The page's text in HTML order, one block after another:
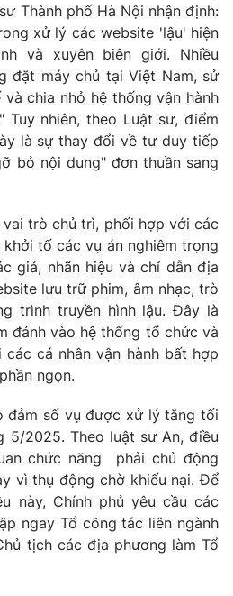
Tấm lòng Việt
Vươn mình bằng AI
VTV8
hình Việt Nam
VTV
và báo điện tử số 483/GP-BTTTT
Thị Mỹ Hạnh, Phạm Quốc Thắng,
- 024.38 355 932
Thành phố Hà Nội nhận định:
xử lý các website 'lậu' hiện
và xuyên biên giới. Nhiều
đặt máy chủ tại Việt Nam, sử
chia nhỏ hệ thống vận hành
Tuy nhiên, theo Luật sư, điểm
là sự thay đổi về tư duy tiếp
bỏ nội dung" đơn thuần sang
trò chủ trì, phối hợp với các
tố các vụ án nghiêm trọng
giả, nhãn hiệu và chỉ dẫn địa
lưu trữ phim, âm nhạc, trò
trình truyền hình lậu. Đây là
đánh vào hệ thống tổ chức và
cá nhân vận hành bất hợp
ngọn.
đảm số vụ được xử lý tăng tối
5/2025. Theo luật sư An, điều
chức năng phải chủ động
vì thụ động chờ khiếu nại. Để
này, Chính phủ yêu cầu các
ngay Tổ công tác liên ngành
tịch các địa phương làm Tổ